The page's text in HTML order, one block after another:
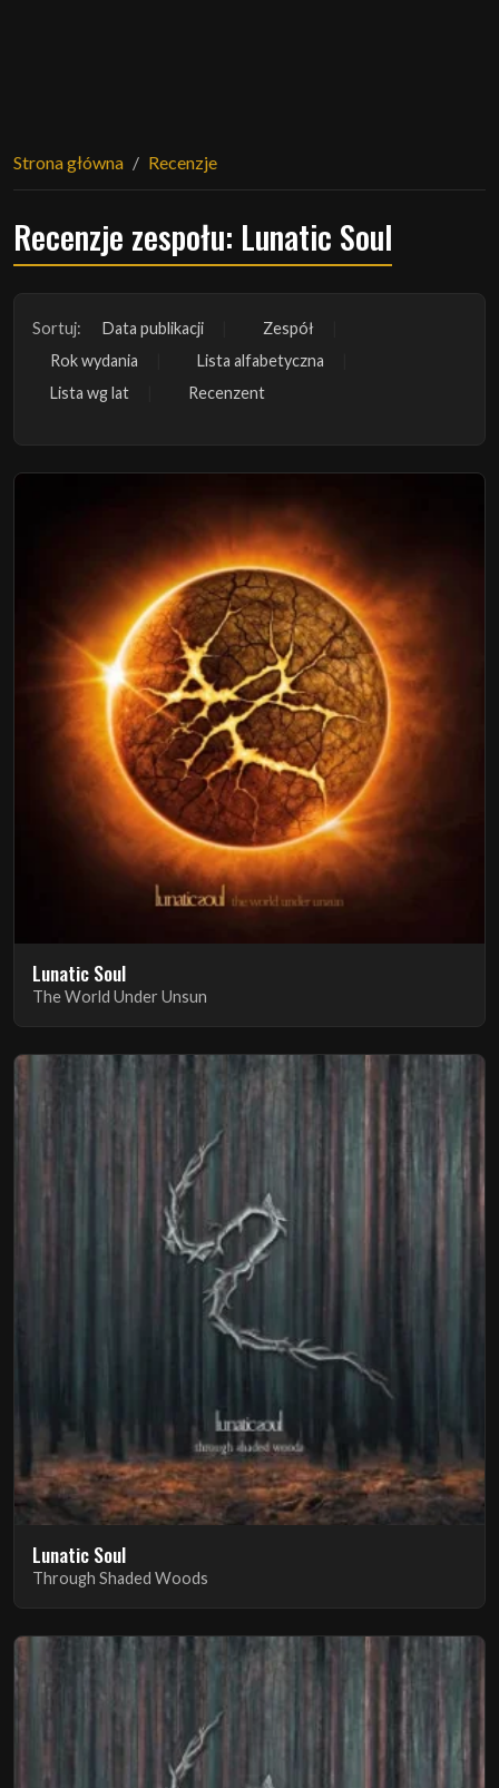
Strona główna Recenzje
Recenzje zespołu: Lunatic Soul
Sortuj: Data publikacji
Zespół
Rok wydania
Lista alfabetyczna
Lista wg lat
Recenzent
Lunatic Soul
The World Under Unsun
Lunatic Soul
Through Shaded Woods